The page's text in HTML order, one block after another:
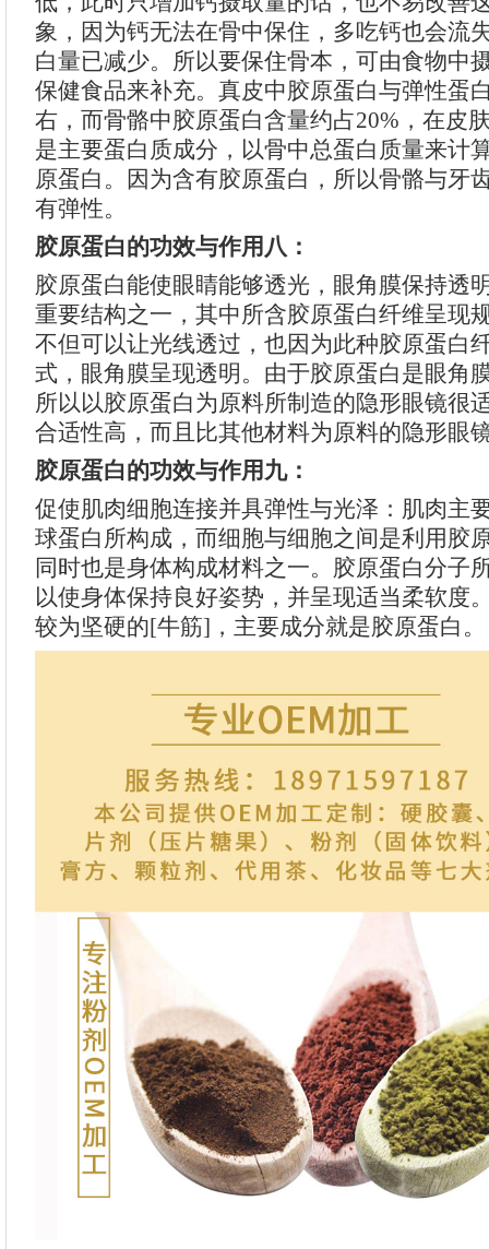
象，因为钙无法在骨中保住，多吃钙也会流
白量已减少。所以要保住骨本，可由食物中
保健食品来补充。真皮中胶原蛋白与弹性蛋
右，而骨骼中胶原蛋白含量约占20%，在皮
是主要蛋白质成分，以骨中总蛋白质量来计
原蛋白。因为含有胶原蛋白，所以骨骼与牙
有弹性。
胶原蛋白的功效与作用八：
胶原蛋白能使眼睛能够透光，眼角膜保持透
重要结构之一，其中所含胶原蛋白纤维呈现
不但可以让光线透过，也因为此种胶原蛋白
式，眼角膜呈现透明。由于胶原蛋白是眼角
所以以胶原蛋白为原料所制造的隐形眼镜很
合适性高，而且比其他材料为原料的隐形眼
胶原蛋白的功效与作用九：
促使肌肉细胞连接并具弹性与光泽：肌肉主
球蛋白所构成，而细胞与细胞之间是利用胶
同时也是身体构成材料之一。胶原蛋白分子
以使身体保持良好姿势，并呈现适当柔软度
较为坚硬的[牛筋]，主要成分就是胶原蛋白。